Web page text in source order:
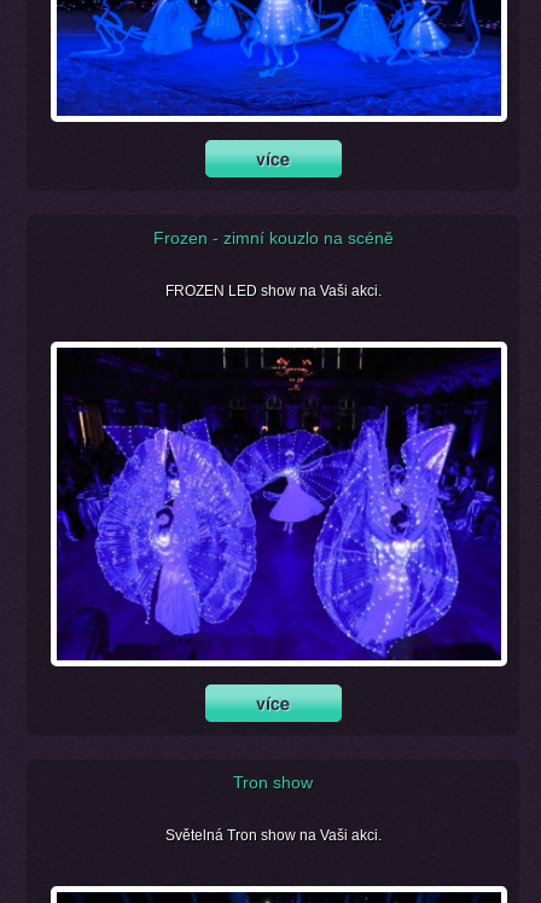
Frozen - zimní kouzlo na scéně
FROZEN LED show na Vaši akci.
Tron show
Světelná Tron show na Vaši akci.